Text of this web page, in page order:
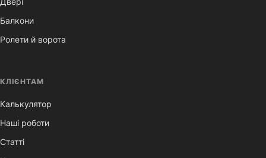
Балкони
Ролети й ворота
КЛІЄНТАМ
Калькулятор
Наші роботи
Статті